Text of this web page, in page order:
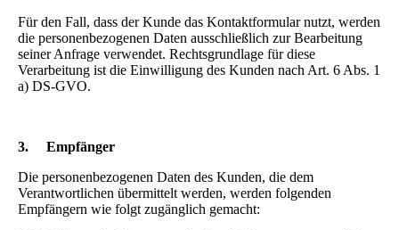
Für den Fall, dass der Kunde das Kontaktformular nutzt, werden
die personenbezogenen Daten ausschließlich zur Bearbeitung
seiner Anfrage verwendet. Rechtsgrundlage für diese
Verarbeitung ist die Einwilligung des Kunden nach Art. 6 Abs. 1
a) DS-GVO.
3. Empfänger
Die personenbezogenen Daten des Kunden, die dem
Verantwortlichen übermittelt werden, werden folgenden
Empfängern wie folgt zugänglich gemacht: